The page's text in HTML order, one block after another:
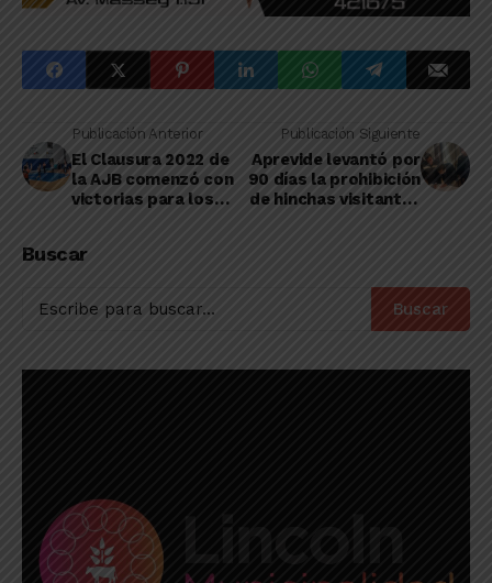
Publicación Anterior
El Clausura 2022 de
la AJB comenzó con
victorias para los
Publicación Siguiente
Aprevide levantó por
90 días la prohibición
de hinchas visitantes
Buscar
Buscar